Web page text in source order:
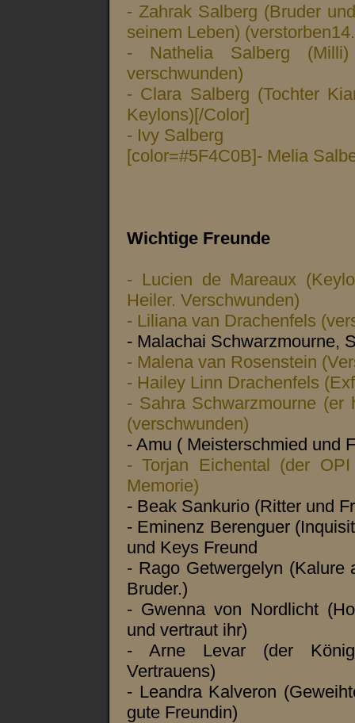
- Zahrak Salberg (Bruder
seinem Leben)
- Nathelia Salberg
verschwunden)
- Clara Salberg (Tochter
Keylons)[/Color]
- Ivy Salberg
[color=#5F4C0B]- Melia
Wichtige Freunde
- Lucien de Mareaux
Heiler. Verschwunden)
- Liliana van Drachenfels
- Malachai Schwarzmourne,
- Malena van Rosenstein
- Hailey Linn Drachenfels
- Sahra Schwarzmourne
(verschwunden)
- Amu ( Meisterschmied und
- Torjan Eichental (der
Memorie)
- Beak Sankurio (Ritter und
- Eminenz Berenguer
und Keys Freund
- Rago Getwergelyn
Bruder.)
- Gwenna von Nordlicht
und vertraut ihr)
- Arne Levar (der
Vertrauens)
- Leandra Kalveron
gute Freundin)